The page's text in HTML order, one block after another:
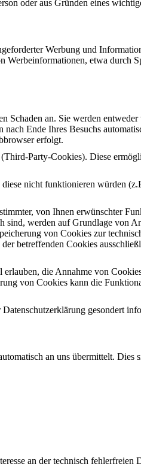
oder aus Gründen eines
Werbung und
Werbeinformationen, etwa durch
Schaden an. Sie werden
Ende Ihres Besuchs
erfolgt.
Party-Cookies). Diese
nicht funktionieren würden
von Ihnen erwünschter
sind, werden auf Grundlage von
von Cookies zur
betreffenden Cookies
die Annahme von
von Cookies kann die
gesondert
an uns übermittelt. Dies
an der technisch fehlerfreien